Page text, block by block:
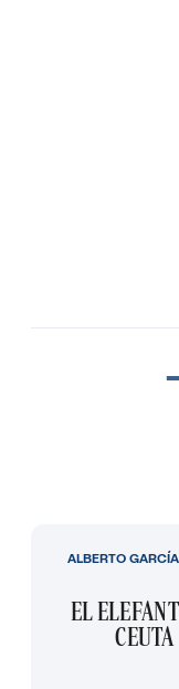
EL
CEUTA
ALBERTO